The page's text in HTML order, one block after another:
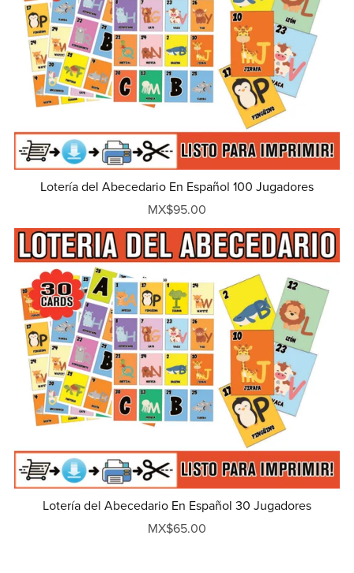
Lotería del Abecedario En Español 100 Jugadores
MX$95.00
Lotería del Abecedario En Español 30 Jugadores
MX$65.00